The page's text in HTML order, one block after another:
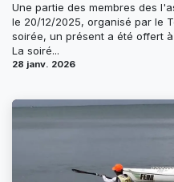
Une partie des membres des
le 20/12/2025, organisé par le
soirée, un présent a été offert
La soiré...
28 janv. 2026